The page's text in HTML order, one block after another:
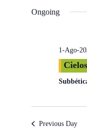
Ongoing
1-Ago-
Previous Day